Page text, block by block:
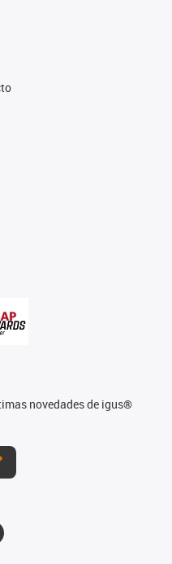
novedades de igus®